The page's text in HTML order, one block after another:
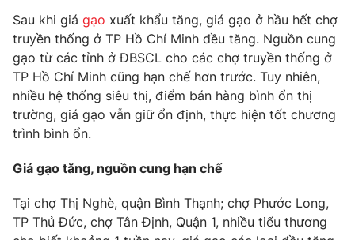
Câu chuyện quốc tế
Thị trường
Góc doanh nghiệp
Dữ liệu và đời sống
Truyền hình
Phim VTV
Hậu trường
Giải sao mai
Giải trí
Điện ảnh
Âm nhạc
Sao
Làm đẹp
Giáo dục
Tuyển sinh
Sau khi giá gạo xuất khẩu tăng, giá gạo ở hầu hết chợ
truyền thống ở TP Hồ Chí Minh đều tăng. Nguồn cung
gạo từ các tỉnh ở ĐBSCL cho các chợ truyền thống ở
TP Hồ Chí Minh cũng hạn chế hơn trước. Tuy nhiên,
nhiều hệ thống siêu thị, điểm bán hàng bình ổn thị
trường, giá gạo vẫn giữ ổn định, thực hiện tốt chương
trình bình ổn.
Giá gạo tăng, nguồn cung hạn chế
Tại chợ Thị Nghè, quận Bình Thạnh; chợ Phước Long,
TP Thủ Đức, chợ Tân Định, Quận 1, nhiều tiểu thương